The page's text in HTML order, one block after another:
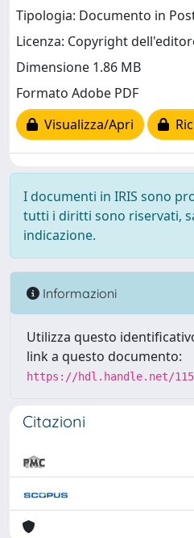
Tipologia: Documento in
Licenza: Copyright
Dimensione 1.86 MB
Formato Adobe PDF
Visualizza/Apri
I documenti in IRIS sono
tutti i diritti sono riservati,
indicazione.
Informazioni
Utilizza questo
link a questo documento:
https://hdl.handle.net/
Citazioni